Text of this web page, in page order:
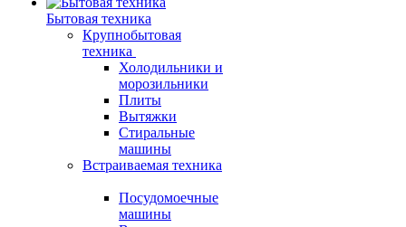
Бытовая техника
Крупнобытовая
техника
Холодильники и
морозильники
Плиты
Вытяжки
Стиральные
машины
Встраиваемая техника
Посудомоечные
машины